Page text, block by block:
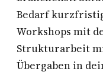
Bedarf
Workshops mit
Strukturarbeit
Übergaben in